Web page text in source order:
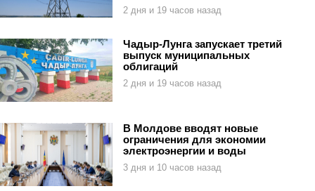
2 дня и 19 часов назад
Чадыр-Лунга запускает третий
выпуск муниципальных
облигаций
2 дня и 19 часов назад
В Молдове вводят новые
ограничения для экономии
электроэнергии и воды
3 дня и 10 часов назад